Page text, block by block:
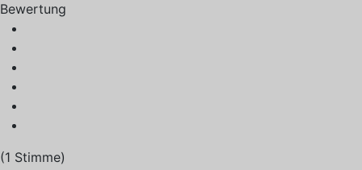
Bewertung
(1 Stimme)